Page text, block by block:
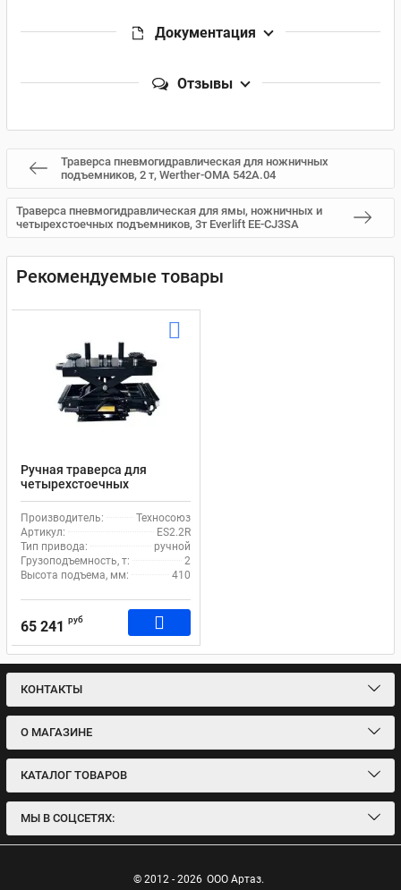
Документация
Отзывы
Траверса пневмогидравлическая для ножничных
подъемников, 2 т, Werther-OMA 542A.04
Траверса пневмогидравлическая для ямы, ножничных и
четырехстоечных подъемников, 3т Everlift EE-CJ3SA
Рекомендуемые товары
Ручная траверса для
четырехстоечных
подъемников, установка в
яму, 2т Техносоюз ES2.2R
Производитель:
Техносоюз
Артикул:
ES2.2R
Тип привода:
ручной
Грузоподъемность, т:
2
Высота подъема, мм:
410
65 241 руб
КОНТАКТЫ
О МАГАЗИНЕ
КАТАЛОГ ТОВАРОВ
МЫ В СОЦСЕТЯХ:
© 2012 - 2026 ООО Артаз.